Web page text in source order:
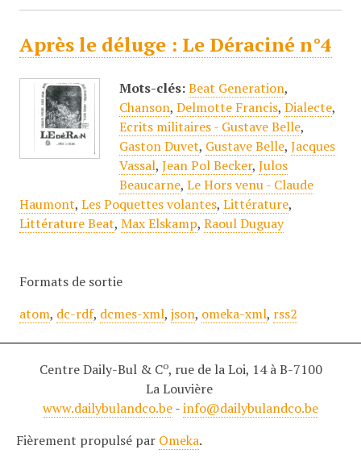
Après le déluge : Le Déraciné n°4
Mots-clés: Beat Generation,
Chanson, Delmotte Francis, Dialecte,
Ecrits militaires - Gustave Belle,
Gaston Duvet, Gustave Belle, Jacques
Vassal, Jean Pol Becker, Julos
Beaucarne, Le Hors venu - Claude
Haumont, Les Poquettes volantes, Littérature,
Littérature Beat, Max Elskamp, Raoul Duguay
Formats de sortie
atom, dc-rdf, dcmes-xml, json, omeka-xml, rss2
Centre Daily-Bul & Co, rue de la Loi, 14 à B-7100
La Louvière
www.dailybulandco.be-info@dailybulandco.be
Fièrement propulsé par Omeka.